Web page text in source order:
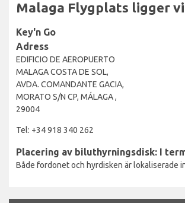
Malaga Flygplats ligger
Key'n Go
Adress
EDIFICIO DE AEROPUERTO
MALAGA COSTA DE SOL,
AVDA. COMANDANTE GACIA,
MORATO S/N CP, MÁLAGA ,
29004
Tel: +34 918 340 262
Placering av biluthyrningsdisk: I
Både fordonet och hyrdisken är lokaliserade